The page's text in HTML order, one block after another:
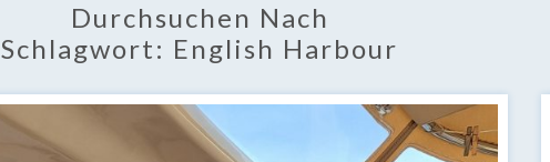
Durchsuchen Nach
Schlagwort: English Harbour